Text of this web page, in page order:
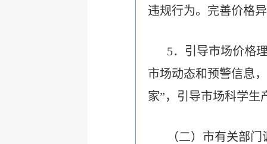
违规行为。完善价格
5．
引导市场价格
市场动态和预警信息
家”，引导市场科学生
（二）市有关部